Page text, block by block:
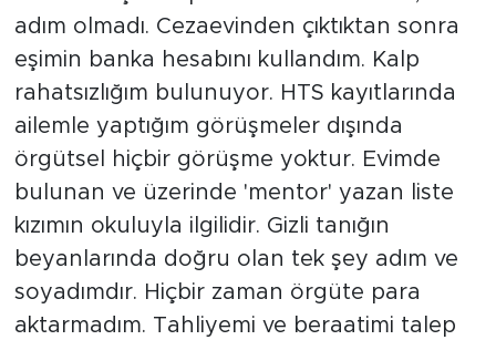
adım olmadı. Cezaevinden çıktıktan sonra
eşimin banka hesabını kullandım. Kalp
rahatsızlığım bulunuyor. HTS kayıtlarında
ailemle yaptığım görüşmeler dışında
örgütsel hiçbir görüşme yoktur. Evimde
bulunan ve üzerinde 'mentor' yazan liste
kızımın okuluyla ilgilidir. Gizli tanığın
beyanlarında doğru olan tek şey adım ve
soyadımdır. Hiçbir zaman örgüte para
aktarmadım. Tahliyemi ve beraatimi talep